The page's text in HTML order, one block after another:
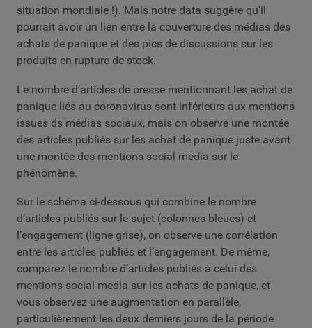
situation mondiale !). Mais notre data suggère qu’il
pourrait avoir un lien entre la couverture des médias des
achats de panique et des pics de discussions sur les
produits en rupture de stock.
Le nombre d’articles de presse mentionnant les achat de
panique liés au coronavirus sont inférieurs aux mentions
issues ds médias sociaux, mais on observe une montée
des articles publiés sur les achat de panique juste avant
une montée des mentions social media sur le
phénomène.
Sur le schéma ci-dessous qui combine le nombre
d’articles publiés sur le sujet (colonnes bleues) et
l’engagement (ligne grise), on observe une corrélation
entre les articles publiés et l’engagement. De même,
comparez le nombre d’articles publiés à celui des
mentions social media sur les achats de panique, et
vous observez une augmentation en parallèle,
particulièrement les deux derniers jours de la période